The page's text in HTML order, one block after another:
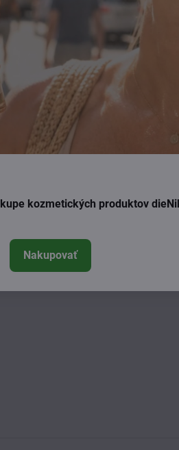
kozmetických produktov
Nakupovať